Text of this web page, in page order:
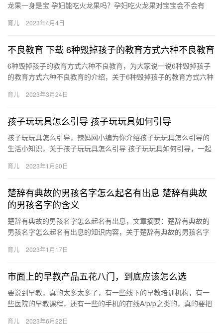
龙果一身是宝 孕妇能吃火龙果吗？孕妇吃火龙果对宝宝会不会有
植…
育儿 2023年4月4日
不良教育 下载 6种毁掉孩子的教育方式六种不良教育
6种毁掉孩子的教育方式六种不良教育，为大家说一说6种毁掉孩子
的教育方式六种不良教育的介绍，关于6种毁掉孩子的教育方式六种
育儿 2023年3月24日
孩子玩玩具怎么引导 孩子玩玩具如何引导
孩子玩玩具怎么引导，辣妈网小编为你介绍孩子玩玩具怎么引导的
生活小知识，关于孩子玩玩具怎么引导 孩子玩玩具如何引导，一起
子…
育儿 2023年1月20日
楚辞有典故的男孩名字怎么起名有出息 楚辞有典故
的男孩名字的含义
楚辞有典故的男孩名字怎么起名有出息，文章摘要：楚辞有典故的
男孩名字怎么起名有出息的知识内容，关于楚辞有典故的男孩名字
吧。…
育儿 2023年1月17日
市面上的早教产品五花八门，到底应该怎么选
要说到早教，真的太多太多了，有一些线下的早教培训机构，有一
些医院的早教课程，还有一些的手机的在线A/p/p之类的，真的要把
育儿 2023年6月22日